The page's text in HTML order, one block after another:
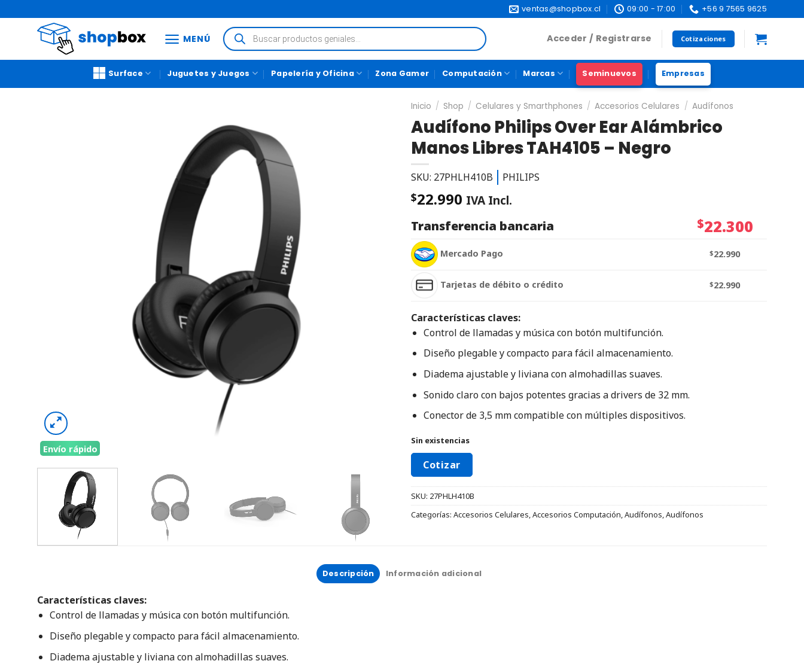
ventas@shopbox.cl 09:00 - 17:00 +56 9 7565 9625
MENÚ Acceder / Registrarse Cotizaciones
Surface Juguetes y Juegos Papelería y Oficina Zona Gamer Computación Marcas Seminuevos Empresas
Envío rápido
Inicio / Shop / Celulares y Smarthphones / Accesorios Celulares / Audífonos
Audífono Philips Over Ear Alámbrico
Manos Libres TAH4105 – Negro
SKU: 27PHLH410B PHILIPS
$22.990 IVA Incl.
Transferencia bancaria
$22.300
Mercado Pago $22.990
Tarjetas de débito o crédito $22.990
Características claves:
Control de llamadas y música con botón multifunción.
Diseño plegable y compacto para fácil almacenamiento.
Diadema ajustable y liviana con almohadillas suaves.
Sonido claro con bajos potentes gracias a drivers de 32 mm.
Conector de 3,5 mm compatible con múltiples dispositivos.
Sin existencias
Cotizar
SKU: 27PHLH410B
Categorías: Accesorios Celulares,Accesorios Computación,Audífonos,Audífonos
Descripción Información adicional
Características claves:
Control de llamadas y música con botón multifunción.
Diseño plegable y compacto para fácil almacenamiento.
Diadema ajustable y liviana con almohadillas suaves.